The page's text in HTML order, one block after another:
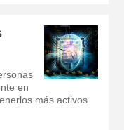
en
más activos.